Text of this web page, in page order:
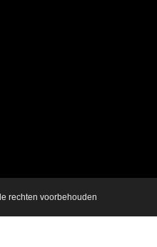
rechten voorbehouden